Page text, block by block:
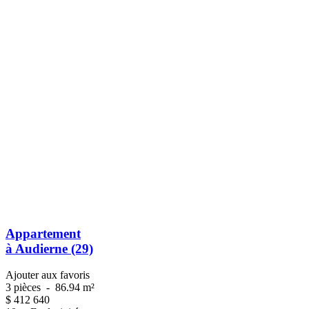
Appartement
à Audierne (29)
Ajouter aux favoris
3 pièces - 86.94 m²
$ 412 640